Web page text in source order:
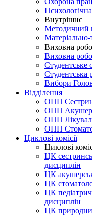
Внутрішнє
Методичний
Матеріально-
Виховна
Виховна
Студентське
Студентська
Вибори
Відділення
ОПП
ОПП
ОПП
ОПП
Циклові комісії
Циклові
ЦК
дисциплін
ЦК
ЦК
ЦК
дисциплін
ЦК